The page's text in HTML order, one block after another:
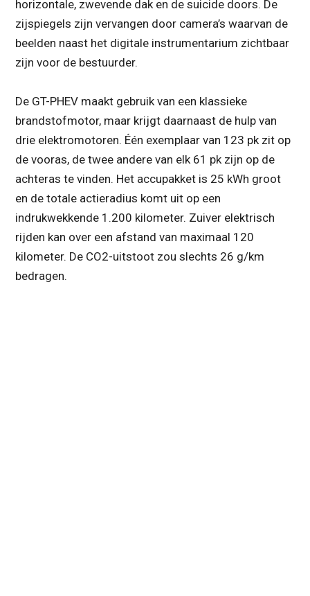
horizontale, zwevende dak en de suicide doors. De
zijspiegels zijn vervangen door camera’s waarvan de
beelden naast het digitale instrumentarium zichtbaar
zijn voor de bestuurder.
De GT-PHEV maakt gebruik van een klassieke
brandstofmotor, maar krijgt daarnaast de hulp van
drie elektromotoren. Één exemplaar van 123 pk zit op
de vooras, de twee andere van elk 61 pk zijn op de
achteras te vinden. Het accupakket is 25 kWh groot
en de totale actieradius komt uit op een
indrukwekkende 1.200 kilometer. Zuiver elektrisch
rijden kan over een afstand van maximaal 120
kilometer. De CO2-uitstoot zou slechts 26 g/km
bedragen.